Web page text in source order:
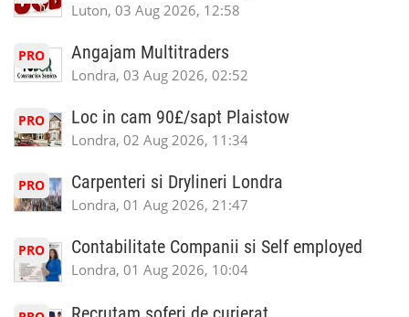
Luton, 03 Aug 2026, 12:58
PRO Angajam Multitraders
Londra, 03 Aug 2026, 02:52
PRO Loc in cam 90£/sapt Plaistow
Londra, 02 Aug 2026, 11:34
PRO Carpenteri si Drylineri Londra
Londra, 01 Aug 2026, 21:47
PRO Contabilitate Companii si Self employed
Londra, 01 Aug 2026, 10:04